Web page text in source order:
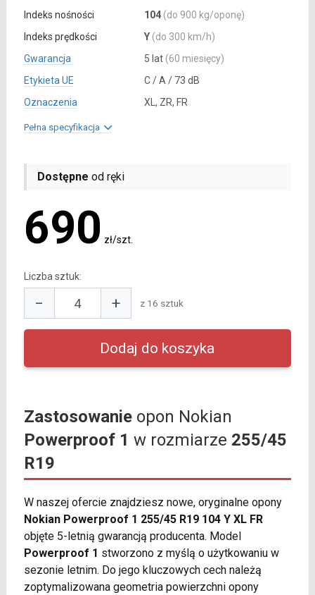
Indeks nośności
104 (do 900 kg/oponę)
Indeks prędkości
Y (do 300 km/h)
Gwarancja
5 lat (60 miesięcy)
Etykieta UE
C / A / 73 dB
Oznaczenia
XL, ZR, FR
Pełna specyfikacja
Dostępne od ręki
690 zł/szt.
Liczba sztuk:
− + z 16 sztuk
Zastosowanieopon Nokian
Powerproof 1 w rozmiarze 255/45
R19
W naszej ofercie znajdziesz nowe, oryginalne opony
Nokian Powerproof 1 255/45 R19 104 Y XL FR
objęte 5-letnią gwarancją producenta. Model
Powerproof 1 stworzono z myślą o użytkowaniu w
sezonie letnim. Do jego kluczowych cech należą
zoptymalizowana geometria powierzchni opony